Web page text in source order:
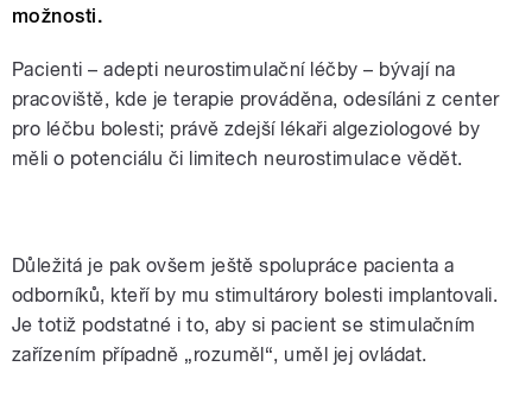
možnosti.
Pacienti – adepti neurostimulační léčby – bývají na
pracoviště, kde je terapie prováděna, odesíláni z center
pro léčbu bolesti; právě zdejší lékaři algeziologové by
měli o potenciálu či limitech neurostimulace vědět.
končetin | Martin Gabryš
Důležitá je pak ovšem ještě spolupráce pacienta a
odborníků, kteří by mu stimultárory bolesti implantovali.
Je totiž podstatné i to, aby si pacient se stimulačním
zařízením případně „rozuměl“, uměl jej ovládat.